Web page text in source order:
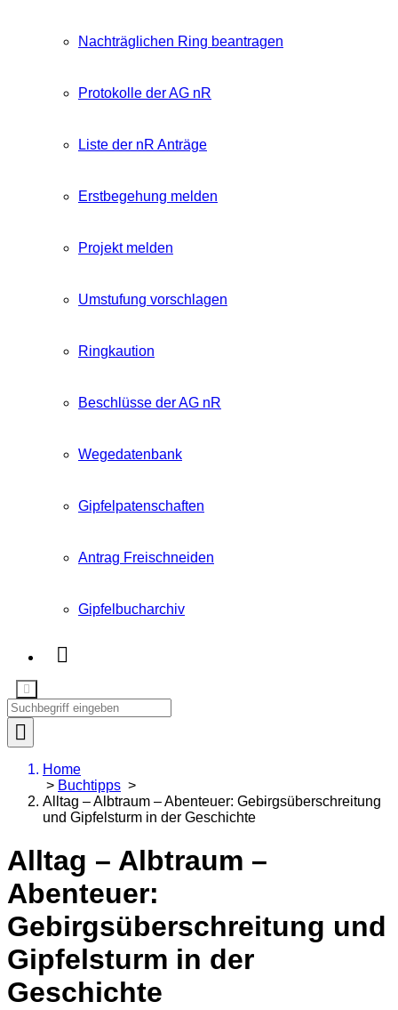
Nachträglichen Ring beantragen
Protokolle der AG nR
Liste der nR Anträge
Erstbegehung melden
Projekt melden
Umstufung vorschlagen
Ringkaution
Beschlüsse der AG nR
Wegedatenbank
Gipfelpatenschaften
Antrag Freischneiden
Gipfelbucharchiv
Home
> Buchtipps >
Alltag – Albtraum – Abenteuer: Gebirgsüberschreitung
und Gipfelsturm in der Geschichte
Alltag – Albtraum –
Abenteuer:
Gebirgsüberschreitung und
Gipfelsturm in der
Geschichte